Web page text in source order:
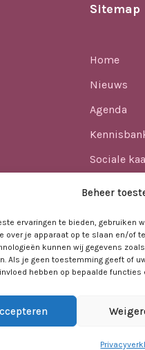
Beheer
ervaringen te bieden, gebruiken
over je apparaat op te slaan en/of
kunnen wij gegevens
Als je geen toestemming geeft of
hebben op bepaalde functies
VO
Sitemap
Home
Nieuws
Agenda
Sociale